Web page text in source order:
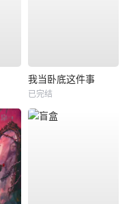
我当卧底这件事
已完结